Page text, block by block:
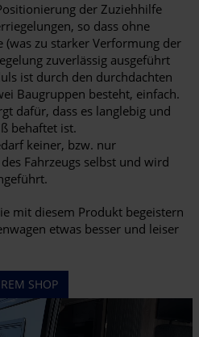
der Zuziehhilfe
so dass ohne
(was zu starker Verformung der
zuverlässig ausgeführt
ist durch den durchdachten
Baugruppen besteht, einfach.
dafür, dass es langlebig und
behaftet ist.
keiner, bzw. nur
Fahrzeugs selbst und wird
mit diesem Produkt begeistern
etwas besser und leiser
SHOP